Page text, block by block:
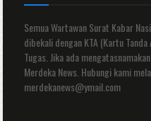
Semua Wartawan Surat Kabar
dibekali dengan KTA (Kartu
Tugas. Jika ada
Merdeka News. Hubungi kami
merdekanews@ymail.com